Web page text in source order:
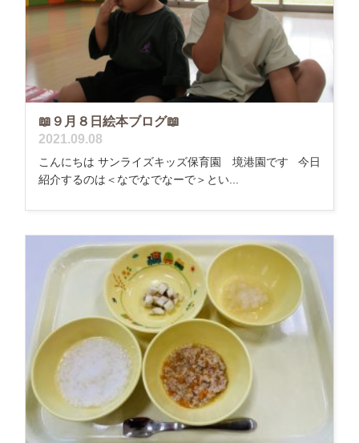
📖９月８日絵本ブログ📖
2021.09.08
こんにちは サンライズキッズ保育園 境港園です 今日
紹介するのは＜なでなでなーで＞とい...